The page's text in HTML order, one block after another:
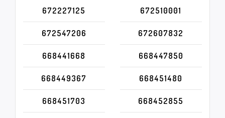
672227125 672510001
672547206 672607832
668441668 668447850
668449367 668451480
668451703 668452855